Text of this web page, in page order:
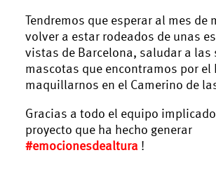
Tendremos que esperar al mes de
volver a estar rodeados de unas
vistas de Barcelona, saludar a
mascotas que encontramos por el
maquillarnos en el Camerino de
Gracias a todo el equipo
proyecto que ha hecho generar
#emocionesdealtura !